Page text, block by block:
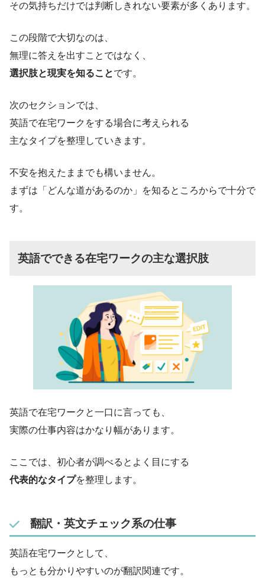
その気持ちだけでは判断しきれない要素が多くあります。
この段階で大切なのは、
無理に答えを出すことではなく、
選択肢と現実を知ることです。
次のセクションでは、
英語で在宅ワークをする場合に考えられる
主なタイプを整理していきます。
不安を抱えたままでも構いません。
まずは「どんな道があるのか」を知るところからで十分で
す。
英語でできる在宅ワークの主な選択肢
英語で在宅ワークと一口に言っても、
実際の仕事内容はかなり幅があります。
ここでは、初心者が調べるとよく目にする
代表的なタイプを整理します。
翻訳・英文チェック系の仕事
英語在宅ワークとして、
もっとも分かりやすいのが翻訳関連です。